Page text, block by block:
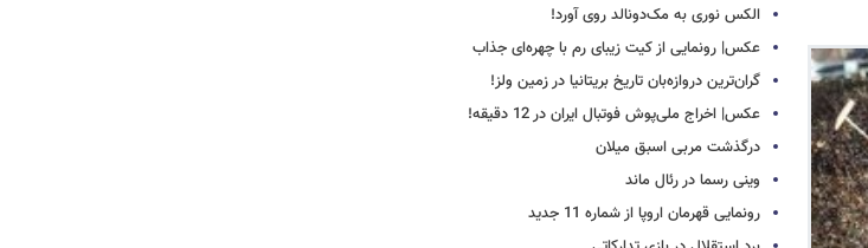
الکس نوری به مک‌دونالد روی آورد!
عکس| رونمایی از کیت زیبای رم با چهره‌ای جذاب
گران‌ترین دروازه‌بان تاریخ بریتانیا در زمین ولز!
عکس| اخراج ملی‌پوش فوتبال ایران در 12 دقیقه!
درگذشت مربی اسبق میلان
وینی رسما در رئال ماند
رونمایی قهرمان اروپا از شماره 11 جدید